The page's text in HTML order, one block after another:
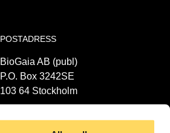
POSTADRESS
BioGaia AB (publ)
P.O. Box 3242SE
103 64 Stockholm
VAT: SE556380872301